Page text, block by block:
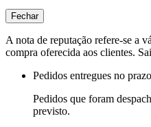
Fechar
A nota de reputação refere-se a
compra oferecida aos clientes.
Pedidos entregues no prazo
Pedidos que foram
previsto.